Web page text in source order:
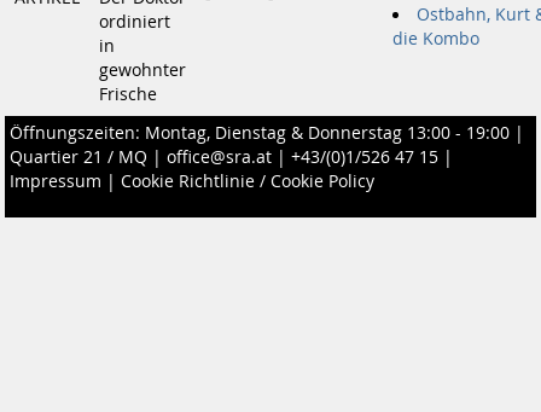
ordiniert
in
gewohnter
Frische
Ostbahn, Kurt
die Kombo
Öffnungszeiten: Montag, Dienstag & Donnerstag 13:00 - 19:00 |
Quartier 21 / MQ | office@sra.at | +43/(0)1/526 47 15 |
Impressum | Cookie Richtlinie / Cookie Policy